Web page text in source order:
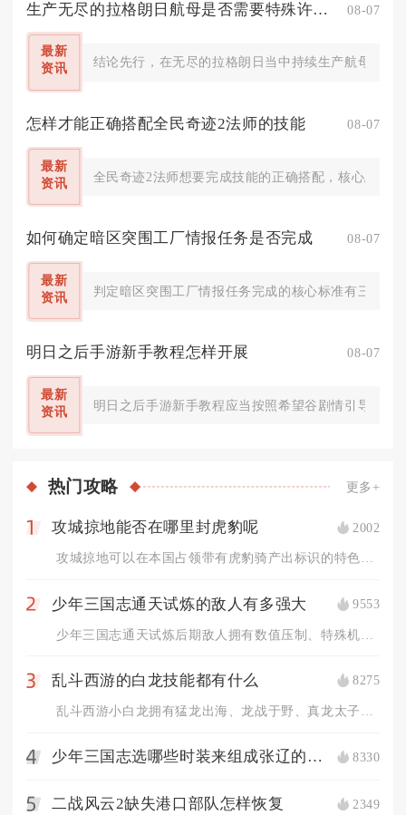
生产无尽的拉格朗日航母是否需要特殊许可证 08-07
最新
资讯
结论先行，在无尽的拉格朗日当中持续生产航母并
怎样才能正确搭配全民奇迹2法师的技能 08-07
最新
资讯
全民奇迹2法师想要完成技能的正确搭配，核心思路
如何确定暗区突围工厂情报任务是否完成 08-07
最新
资讯
判定暗区突围工厂情报任务完成的核心标准有三层
明日之后手游新手教程怎样开展 08-07
最新
资讯
明日之后手游新手教程应当按照希望谷剧情引导、
热门攻略 更多+
攻城掠地能否在哪里封虎豹呢 2002
攻城掠地可以在本国占领带有虎豹骑产出标识的特色城池进行封地获...
2 少年三国志通天试炼的敌人有多强大 9553
3 乱斗西游的白龙技能都有什么 8275
乱斗西游小白龙拥有猛龙出海、龙战于野、真龙太子三套基础技能，...
4 少年三国志选哪些时装来组成张辽的阵容比较好 8330
5 二战风云2缺失港口部队怎样恢复 2349